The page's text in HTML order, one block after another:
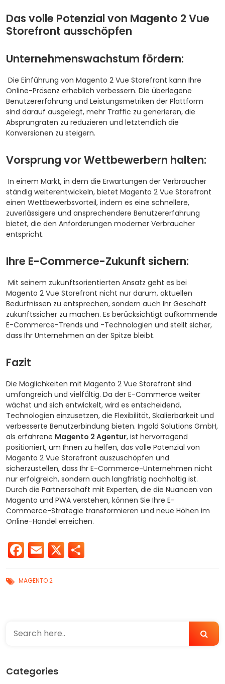
Das volle Potenzial von Magento 2 Vue
Storefront ausschöpfen
Unternehmenswachstum fördern:
Die Einführung von Magento 2 Vue Storefront kann Ihre
Online-Präsenz erheblich verbessern. Die überlegene
Benutzererfahrung und Leistungsmetriken der Plattform
sind darauf ausgelegt, mehr Traffic zu generieren, die
Absprungraten zu reduzieren und letztendlich die
Konversionen zu steigern.
Vorsprung vor Wettbewerbern halten:
In einem Markt, in dem die Erwartungen der Verbraucher
ständig weiterentwickeln, bietet Magento 2 Vue Storefront
einen Wettbewerbsvorteil, indem es eine schnellere,
zuverlässigere und ansprechendere Benutzererfahrung
bietet, die den Anforderungen moderner Verbraucher
entspricht.
Ihre E-Commerce-Zukunft sichern:
Mit seinem zukunftsorientierten Ansatz geht es bei
Magento 2 Vue Storefront nicht nur darum, aktuellen
Bedürfnissen zu entsprechen, sondern auch Ihr Geschäft
zukunftssicher zu machen. Es berücksichtigt aufkommende
E-Commerce-Trends und -Technologien und stellt sicher,
dass Ihr Unternehmen an der Spitze bleibt.
Fazit
Die Möglichkeiten mit Magento 2 Vue Storefront sind
umfangreich und vielfältig. Da der E-Commerce weiter
wächst und sich entwickelt, wird es entscheidend,
Technologien einzusetzen, die Flexibilität, Skalierbarkeit und
verbesserte Benutzerbindung bieten. Ingold Solutions GmbH,
als erfahrene Magento 2 Agentur, ist hervorragend
positioniert, um Ihnen zu helfen, das volle Potenzial von
Magento 2 Vue Storefront auszuschöpfen und
sicherzustellen, dass Ihr E-Commerce-Unternehmen nicht
nur erfolgreich, sondern auch langfristig nachhaltig ist.
Durch die Partnerschaft mit Experten, die die Nuancen von
Magento und PWA verstehen, können Sie Ihre E-
Commerce-Strategie transformieren und neue Höhen im
Online-Handel erreichen.
Facebook
Email
X
MAGENTO 2
Categories